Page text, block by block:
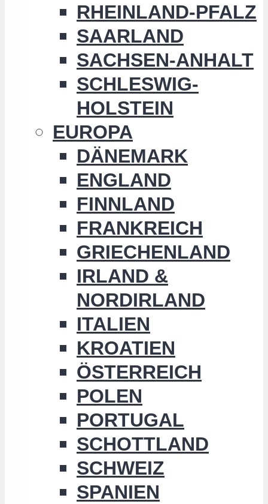
RHEINLAND-PFALZ
SAARLAND
SACHSEN-ANHALT
SCHLESWIG-
HOLSTEIN
EUROPA
DÄNEMARK
ENGLAND
FINNLAND
FRANKREICH
GRIECHENLAND
IRLAND &
NORDIRLAND
ITALIEN
KROATIEN
ÖSTERREICH
POLEN
PORTUGAL
SCHOTTLAND
SCHWEIZ
SPANIEN